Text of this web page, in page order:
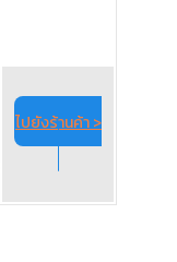
ไปยังร้านค้า >